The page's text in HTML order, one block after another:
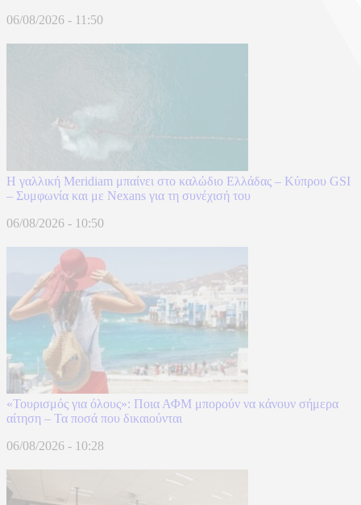
06/08/2026 - 11:50
Η γαλλική Meridiam μπαίνει στο καλώδιο Ελλάδας – Κύπρου GSI
– Συμφωνία και με Nexans για τη συνέχισή του
06/08/2026 - 10:50
«Τουρισμός για όλους»: Ποια ΑΦΜ μπορούν να κάνουν σήμερα
αίτηση – Τα ποσά που δικαιούνται
06/08/2026 - 10:28